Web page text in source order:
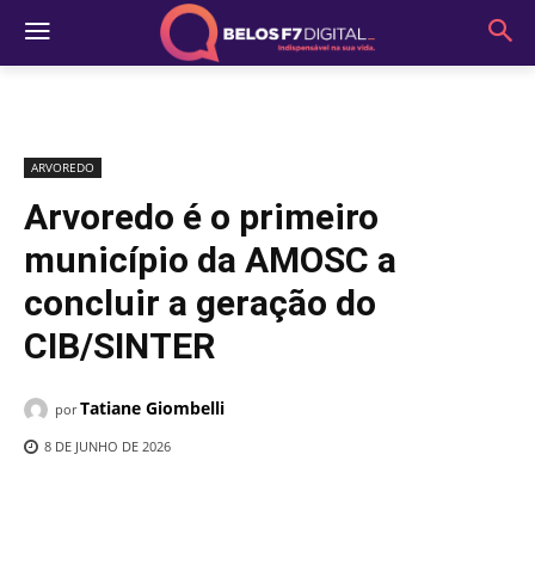
ARVOREDO
Arvoredo é o primeiro
município da AMOSC a
concluir a geração do
CIB/SINTER
por Tatiane Giombelli
8 DE JUNHO DE 2026